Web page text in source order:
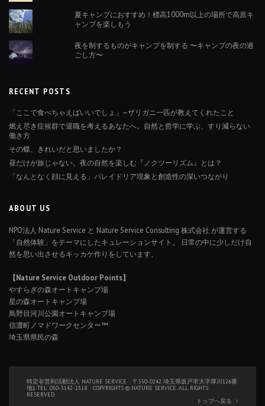
夏キャンプにおすすめ！標高1000m以上の場所で高原キ
ャンプを楽しもう
夜を制するものがキャンプを制する 〜キャンプの夜の過
ごし方〜
RECENT POSTS
「ここで食べちゃえばいいでしょ」—ザリガニ一匹が教えてくれたこと
燃え尽き症候群で退職を考えるあなたへ。自然と哲学に学ぶ、すり減らない
働き方
その蝶、きれいだと思いましたか？
昼だけが旅じゃない。夜の自然を楽しむ『ノクツーリズム』とは？
「なんとなく顔に見える」パレイドリア現象と創造性の深いつながり
ABOUT US
NPO法人 Nature Service と Nature Service Consulting 株式会社 が運営する
「自然体験」をテーマにしたキュレーションサイト。 日常の中に少しだけ自
然を思い出させるキッカケ作りをしています。
【Nature Service Outdoor Points】
やすらぎの森オートキャンプ場
星の森オートキャンプ場
鳥野目河川公園オートキャンプ場
信濃町ノマドワークセンター™
埼玉県県民の森
特定非営利活動法人 NATURE SERVICE 〒350-0242 埼玉県坂戸市大字厚川126番
地1 TEL: 050-3142-1518 COPYRIGHTS © NATURE SERVICE. ALL RIGHTS
RESERVED.
トップへ戻る